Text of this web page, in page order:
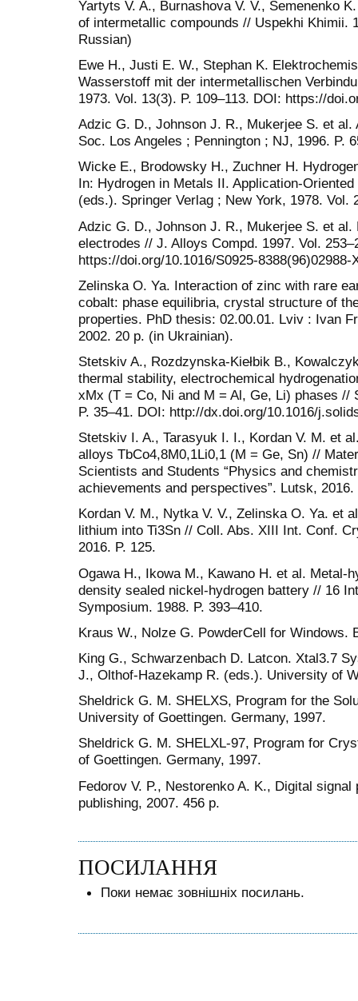
Yartyts V. A., Burnashova V. V., Semenenko
of intermetallic compounds // Uspekhi Khimii.
Russian)
Ewe H., Justi E. W., Stephan K.
Wasserstoff mit der intermetallischen
1973. Vol. 13(3). P. 109–113. DOI: https://
Adzic G. D., Johnson J. R., Mukerjee S. et al.
Soc. Los Angeles ; Pennington ; NJ, 1996. P.
Wicke E., Brodowsky H., Zuchner H.
In: Hydrogen in Metals II. Application-
(eds.). Springer Verlag ; New York, 1978. Vol.
Adzic G. D., Johnson J. R., Mukerjee S. et al.
electrodes // J. Alloys Compd. 1997. Vol.
https://doi.org/10.1016/S0925-8388(96)02988-
Zelinska O. Ya. Interaction of zinc with rare
cobalt: phase equilibria, crystal structure of
properties. PhD thesis: 02.00.01. Lviv : Ivan
2002. 20 p. (in Ukrainian).
Stetskiv A., Rozdzynska-Kiełbik B.,
thermal stability, electrochemical
xMx (T = Co, Ni and M = Al, Ge, Li) phases //
P. 35–41. DOI: http://dx.doi.org/10.1016/
Stetskiv I. A., Tarasyuk I. I., Kordan V. M. et
alloys TbCo4,8М0,1Li0,1 (М = Ge, Sn) //
Scientists and Students “Physics and
achievements and perspectives”. Lutsk,
Kordan V. M., Nytka V. V., Zelinska O. Ya. et
lithium into Ti3Sn // Coll. Abs. XІII Int. Conf.
2016. P. 125.
Ogawa H., Ikowa M., Kawano H. et al. Metal-
density sealed nickel-hydrogen battery // 16
Symposium. 1988. P. 393–410.
Kraus W., Nolze G. PowderCell for Windows.
King G., Schwarzenbach D. Latcon. Xtal3.7
J., Olthof-Hazekamp R. (eds.). University of
Sheldrick G. M. SHELXS, Program for the
University of Goettingen. Germany, 1997.
Sheldrick G. M. SHELXL-97, Program for
of Goettingen. Germany, 1997.
Fedorov V. P., Nestorenko A. K., Digital
publishing, 2007. 456 p.
ПОСИЛАННЯ
Поки немає зовнішніх посилань.